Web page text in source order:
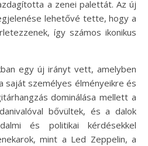
a zenei palettát. Az új
lehetővé tette, hogy a
így számos ikonikus
egy új irányt vett, amelyben
saját személyes élményeikre és
dominálása mellett a
bővültek, és a dalok
és politikai kérdésekkel
mint a Led Zeppelin, a